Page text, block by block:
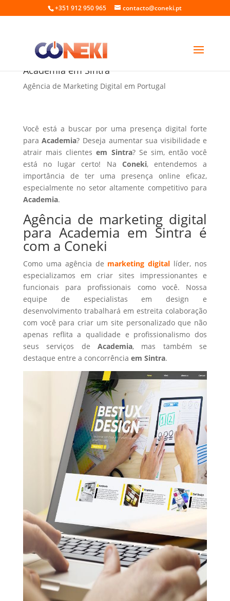
+351 912 950 965 contacto@coneki.pt
Agência de marketing digital para
Academia em Sintra
Agência de Marketing Digital em Portugal
Você está a buscar por uma presença digital forte
paraAcademia? Deseja aumentar sua visibilidade e
atrair mais clientesem Sintra? Se sim, então você
está no lugar certo! Na Coneki, entendemos a
importância de ter uma presença online eficaz,
especialmente no setor altamente competitivo para
Academia.
Agência de marketing digital
para Academia em Sintra é
com a Coneki
Como uma agência de marketing digital líder, nos
especializamos em criar sites impressionantes e
funcionais para profissionais como você. Nossa
equipe de especialistas em design e
desenvolvimento trabalhará em estreita colaboração
com você para criar um site personalizado que não
apenas reflita a qualidade e profissionalismo dos
seus serviços de Academia, mas também se
destaque entre a concorrência em Sintra.